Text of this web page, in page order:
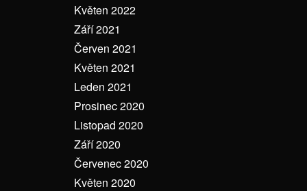
Květen 2022
Září 2021
Červen 2021
Květen 2021
Leden 2021
Prosinec 2020
Listopad 2020
Září 2020
Červenec 2020
Květen 2020